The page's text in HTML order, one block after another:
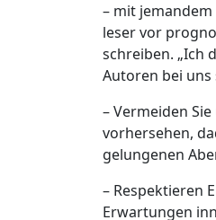
– mit
leser vor
schreiben. „Ich
Autoren bei uns
– Vermeiden
vorhersehen,
gelungenen
– Respektieren
Erwartungen